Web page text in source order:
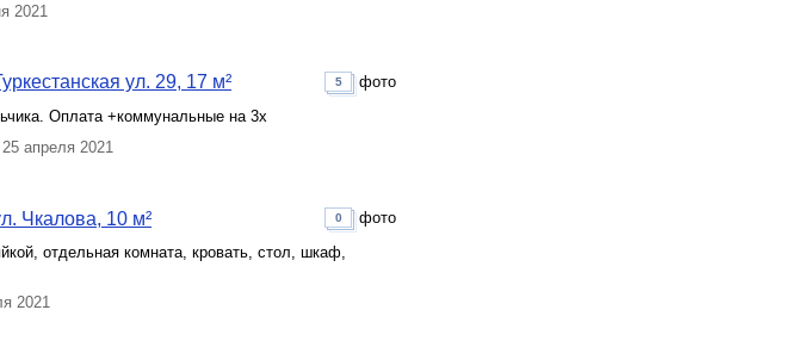
2021
ул. 29, 17 м²
Оплата +коммунальные на 3х
5 фото
апреля 2021
Чкалова, 10 м²
отдельная комната, кровать, стол, шкаф,
0 фото
2021